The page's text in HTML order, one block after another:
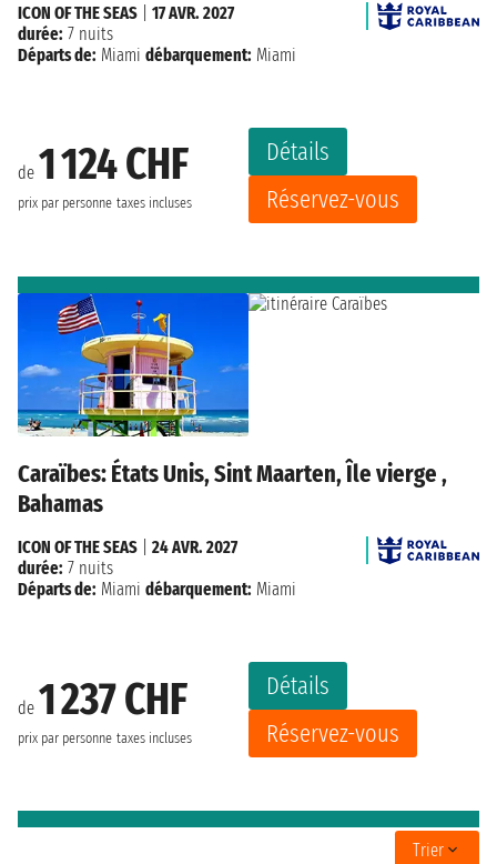
de 1 124 CHF
prix par personne taxes incluses
Détails
Réservez-vous
ICON OF THE SEAS
17 AVR. 2027
durée: 7 nuits
Départs de: Miami débarquement: Miami
Caraïbes: États Unis, Sint Maarten, Île vierge ,
Bahamas
de 1 237 CHF
prix par personne taxes incluses
Détails
Réservez-vous
ICON OF THE SEAS
24 AVR. 2027
durée: 7 nuits
Départs de: Miami débarquement: Miami
Trier